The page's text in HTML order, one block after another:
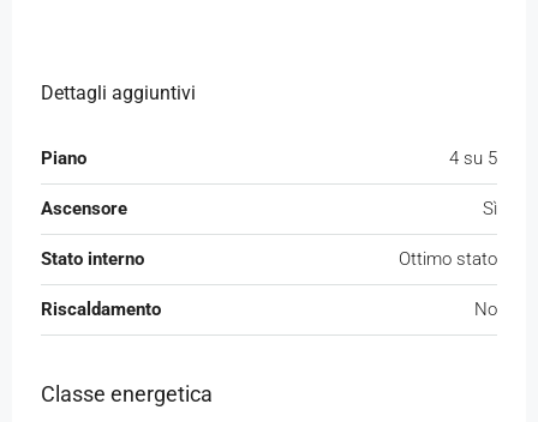
Dettagli aggiuntivi
Piano 4 su 5
Ascensore Sì
Stato interno Ottimo stato
Riscaldamento No
Classe energetica